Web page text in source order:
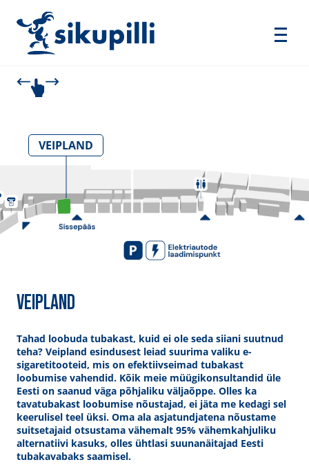
VEIPLAND
VEIPLAND
Tahad loobuda tubakast, kuid ei ole seda siiani suutnud
teha? Veipland esindusest leiad suurima valiku e-
sigaretitooteid, mis on efektiivseimad tubakast
loobumise vahendid. Kõik meie müügikonsultandid üle
Eesti on saanud väga põhjaliku väljaõppe. Olles ka
tavatubakast loobumise nõustajad, ei jäta me kedagi sel
keerulisel teel üksi. Oma ala asjatundjatena nõustame
suitsetajaid otsustama vähemalt 95% vähemkahjuliku
alternatiivi kasuks, olles ühtlasi suunanäitajad Eesti
tubakavabaks saamisel.